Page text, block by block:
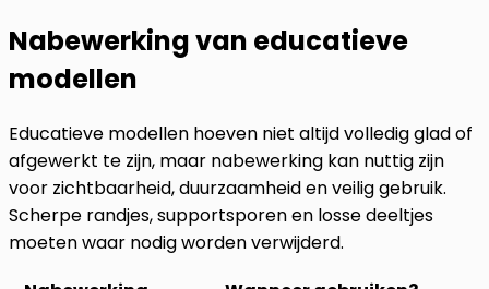
Nabewerking van educatieve
modellen
Educatieve modellen hoeven niet altijd volledig glad of
afgewerkt te zijn, maar nabewerking kan nuttig zijn
voor zichtbaarheid, duurzaamheid en veilig gebruik.
Scherpe randjes, supportsporen en losse deeltjes
moeten waar nodig worden verwijderd.